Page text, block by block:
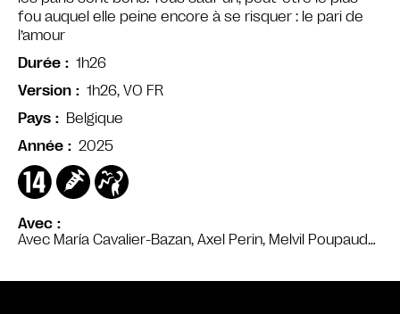
Avec
Avec María Cavalier-Bazan, Axel Perin, Melvil Poupaud…
fou auquel elle peine encore à se risquer : le pari de
l’amour
Durée
1h26
Version
1h26, VO FR
Pays
Belgique
Année
2025